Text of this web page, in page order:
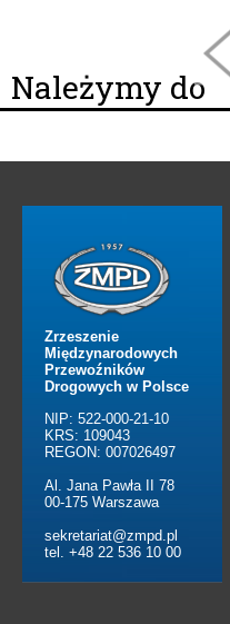
Należymy do
Zrzeszenie
Międzynarodowych
Przewoźników
Drogowych w Polsce
NIP: 522-000-21-10
KRS: 109043
REGON: 007026497
Al. Jana Pawła II 78
00-175 Warszawa
sekretariat@zmpd.pl
tel. +48 22 536 10 00